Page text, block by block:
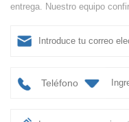
entrega. Nuestro equipo
Teléfono